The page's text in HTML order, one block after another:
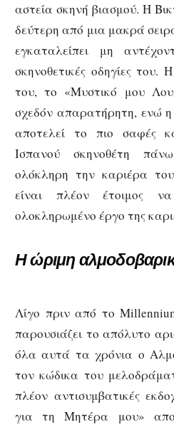
αστεία σκηνή βιασμού. Η
δεύτερη από μια μακρά
εγκαταλείπει μη
σκηνοθετικές οδηγίες του.
του, το «Μυστικό μου
σχεδόν απαρατήρητη, ενώ
αποτελεί το πιο σαφές
Ισπανού σκηνοθέτη
ολόκληρη την καριέρα
είναι πλέον έτοιμος
ολοκληρωμένο έργο της
Η ώριμη
Λίγο πριν από το
παρουσιάζει το απόλυτο
όλα αυτά τα χρόνια ο
τον κώδικα του
πλέον αντισυμβατικές
για τη Μητέρα μου»